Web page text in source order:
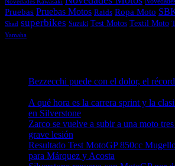
Novedades Kawasaki
Pruebas Pruebas Motos Raids Ropa Moto
Shad superbikes Suzuki Test Motos Textil Moto
Yamaha
Bezzecchi puede con el dolor, el
A qué hora es la carrera sprint y la
en Silverstone
Zarco se vuelve a subir a una moto tres
grave lesión
Resultado Test MotoGP 850cc
para Márquez y Acosta